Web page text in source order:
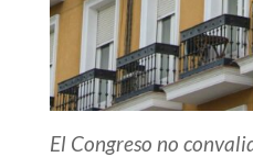
El Congreso no